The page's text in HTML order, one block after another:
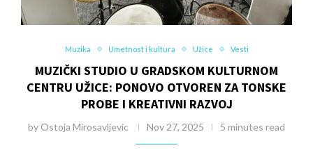
Muzika Umetnost i kultura Užice Vesti
MUZIČKI STUDIO U GRADSKOM KULTURNOM
CENTRU UŽICE: PONOVO OTVOREN ZA TONSKE
PROBE I KREATIVNI RAZVOJ
by Ostoja Mirosavljevic Nov 27, 2025 5 minutes read